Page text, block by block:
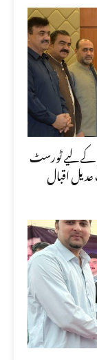
کے لیے ٹورسٹ
عدیل اقبال